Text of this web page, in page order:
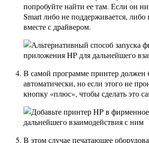
попробуйте найти ее там. Если он
Smart либо не поддерживается, либо
вместе с драйвером.
В самой программе принтер должен
автоматически, но если этого не
кнопку «плюс», чтобы сделать это
В этом случае печатающее